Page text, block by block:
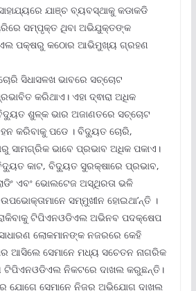
ଯାଞ୍ଚ ବ୍ୟବସ୍ଥାକୁ କଡାକଡି
ସମ୍ପୃକ୍ତ ଥିବା ଅଭିଯୁକ୍ତଙ୍କ
ପକ୍ଷରୁ କଠୋର ଆଭିମୁଖ୍ୟ ଗ୍ରହଣ
ସିଧାସଳଖ ଭାବରେ ସଚ୍ଚୋଟ
କରିଥାଏ। ଏହା ଦ୍ଵାରା ଅଧିକ
ଶୁଳ୍କ ଭାର ଅଜାଣତରେ ସଚ୍ଚୋଟ
କରିବାକୁ ପଡେ । ବିଦ୍ୟୁତ ଚୋରି,
ସାମଗ୍ରିକ ଭାବେ ପ୍ରଭାବ ଅଧିକ ପକାଏ।
କାଟ, ବିଦ୍ୟୁତ ସୁରକ୍ଷାରେ ପ୍ରଭାବ,
ଏବଂ ଭୋଲଟେଜ ଅସ୍ଥିରତା ଭଳି
ସମ୍ମୁଖୀନ ହୋଇଥା’ନ୍ତି ।
ଟିପିଏନଓଡିଏଲ ଅଭିନବ ପଦକ୍ଷେପ
ଲୋକମାନଙ୍କ ନଜରରେ କେହି
ଆସିଲେ ସେମାନେ ମଧ୍ୟ ସଚେତନ ନାଗରିକ
ନିକଟରେ ଦାଖଲ କରୁଛନ୍ତି।
ଯୋଗେ ସେମାନେ ନିଜର ଅଭିଯୋଗ ଦାଖଲ